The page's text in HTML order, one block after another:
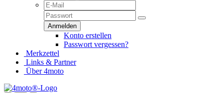
Konto erstellen
Passwort vergessen?
Merkzettel
Links & Partner
Über 4moto